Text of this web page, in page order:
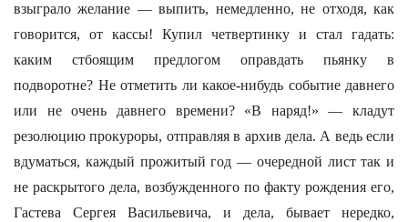
взыграло желание — выпить, немедленно, не отходя, как
говорится, от кассы! Купил четвертинку и стал гадать:
каким стбоящим предлогом оправдать пьянку в
подворотне? Не отметить ли какое-нибудь событие давнего
или не очень давнего времени? «В наряд!» — кладут
резолюцию прокуроры, отправляя в архив дела. А ведь если
вдуматься, каждый прожитый год — очередной лист так и
не раскрытого дела, возбужденного по факту рождения его,
Гастева Сергея Васильевича, и дела, бывает нередко,